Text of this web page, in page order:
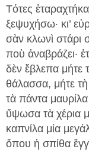
Τότες
ξεψυχήσω· κι’
σὰν κλωνὶ στάρι
ποὺ ἀναβράζει·
δὲν ἔβλεπα μήτε
θάλασσα, μήτε
τὰ πάντα
ὕψωσα τὰ χέρια
καπνίλα μία
ὅπου ἡ σπίθα